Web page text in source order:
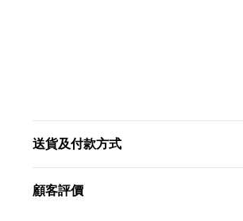
送貨及付款方式
顧客評價